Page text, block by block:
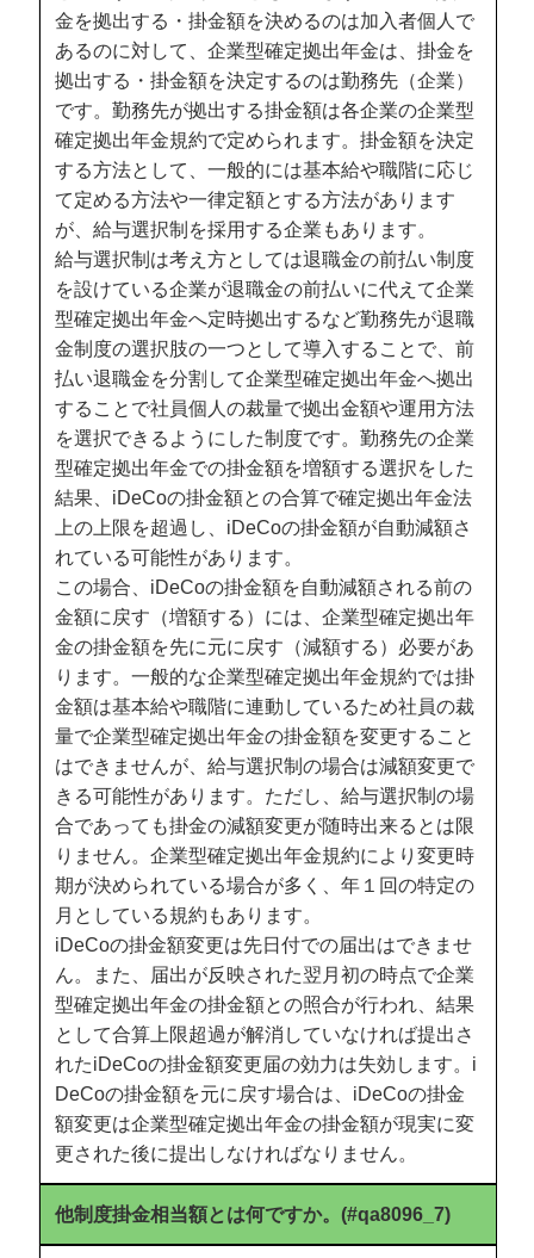
金を拠出する・掛金額を決めるのは加入者個人で
あるのに対して、企業型確定拠出年金は、掛金を
拠出する・掛金額を決定するのは勤務先（企業）
です。勤務先が拠出する掛金額は各企業の企業型
確定拠出年金規約で定められます。掛金額を決定
する方法として、一般的には基本給や職階に応じ
て定める方法や一律定額とする方法があります
が、給与選択制を採用する企業もあります。
給与選択制は考え方としては退職金の前払い制度
を設けている企業が退職金の前払いに代えて企業
型確定拠出年金へ定時拠出するなど勤務先が退職
金制度の選択肢の一つとして導入することで、前
払い退職金を分割して企業型確定拠出年金へ拠出
することで社員個人の裁量で拠出金額や運用方法
を選択できるようにした制度です。勤務先の企業
型確定拠出年金での掛金額を増額する選択をした
結果、iDeCoの掛金額との合算で確定拠出年金法
上の上限を超過し、iDeCoの掛金額が自動減額さ
れている可能性があります。
この場合、iDeCoの掛金額を自動減額される前の
金額に戻す（増額する）には、企業型確定拠出年
金の掛金額を先に元に戻す（減額する）必要があ
ります。一般的な企業型確定拠出年金規約では掛
金額は基本給や職階に連動しているため社員の裁
量で企業型確定拠出年金の掛金額を変更すること
はできませんが、給与選択制の場合は減額変更で
きる可能性があります。ただし、給与選択制の場
合であっても掛金の減額変更が随時出来るとは限
りません。企業型確定拠出年金規約により変更時
期が決められている場合が多く、年１回の特定の
月としている規約もあります。
iDeCoの掛金額変更は先日付での届出はできませ
ん。また、届出が反映された翌月初の時点で企業
型確定拠出年金の掛金額との照合が行われ、結果
として合算上限超過が解消していなければ提出さ
れたiDeCoの掛金額変更届の効力は失効します。i
DeCoの掛金額を元に戻す場合は、iDeCoの掛金
額変更は企業型確定拠出年金の掛金額が現実に変
更された後に提出しなければなりません。
他制度掛金相当額とは何ですか。(#qa8096_7)